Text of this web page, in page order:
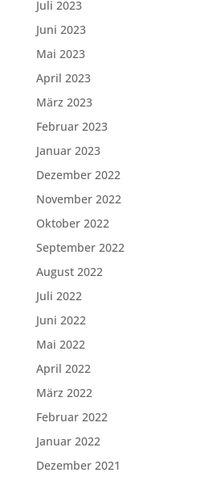
Juli 2023
Juni 2023
Mai 2023
April 2023
März 2023
Februar 2023
Januar 2023
Dezember 2022
November 2022
Oktober 2022
September 2022
August 2022
Juli 2022
Juni 2022
Mai 2022
April 2022
März 2022
Februar 2022
Januar 2022
Dezember 2021